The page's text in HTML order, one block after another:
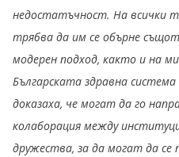
недостатъчност. На всички
трябва да им се обърне
модерен подход, както и на
Българската здравна
доказаха, че могат да го
колаборация между
дружества, за да могат да